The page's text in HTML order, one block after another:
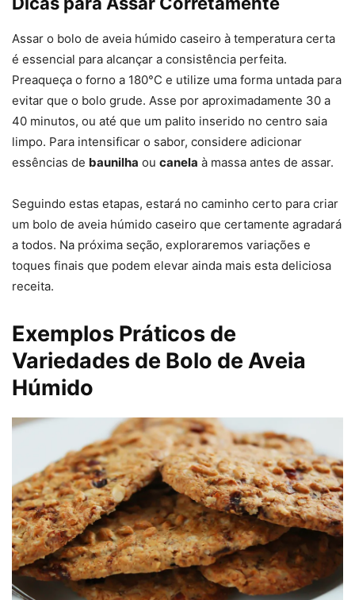
Assar o bolo de aveia húmido caseiro à temperatura certa
é essencial para alcançar a consistência perfeita.
Preaqueça o forno a 180°C e utilize uma forma untada para
evitar que o bolo grude. Asse por aproximadamente 30 a
40 minutos, ou até que um palito inserido no centro saia
limpo. Para intensificar o sabor, considere adicionar
essências de baunilha ou canela à massa antes de assar.
Seguindo estas etapas, estará no caminho certo para criar
um bolo de aveia húmido caseiro que certamente agradará
a todos. Na próxima seção, exploraremos variações e
toques finais que podem elevar ainda mais esta deliciosa
receita.
Exemplos Práticos de
Variedades de Bolo de Aveia
Húmido